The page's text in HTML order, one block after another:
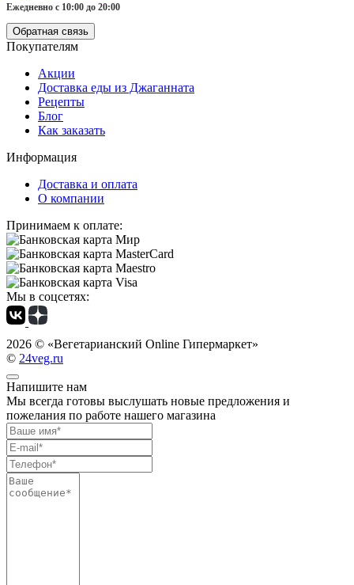
Ежедневно с 10:00 до 20:00
Обратная связь
Покупателям
Акции
Доставка еды из Джаганната
Рецепты
Блог
Как заказать
Информация
Доставка и оплата
О компании
Принимаем к оплате:
Мы в соцсетях:
2026 © «Вегетарианский Online Гипермаркет»
© 24veg.ru
Напишите нам
Мы всегда готовы выслушать новые предложения и
пожелания по работе нашего магазина